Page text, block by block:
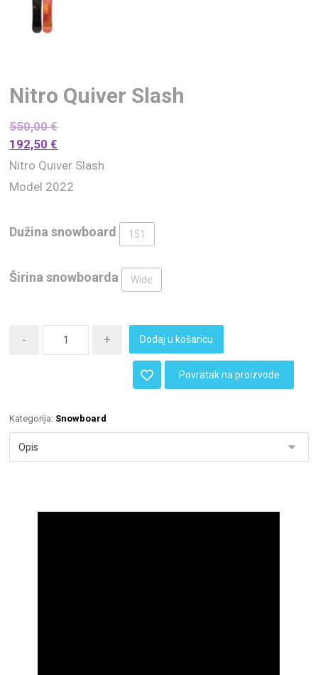
Nitro Quiver Slash
550,00€
192,50€
Nitro Quiver Slash
Model 2022
Dužina snowboard 151
Širina snowboarda Wide
- + Dodaj u košaricu
Povratak na proizvode
Kategorija: Snowboard